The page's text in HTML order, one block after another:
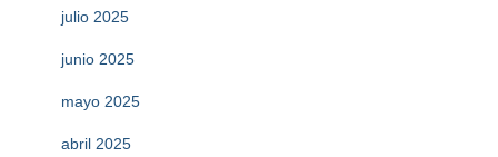
julio 2025
junio 2025
mayo 2025
abril 2025